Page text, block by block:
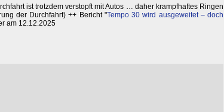
ist trotzdem verstopft mit Autos … daher krampfhaftes Ringen
der Durchfahrt) ++ Bericht "Tempo 30 wird ausgeweitet – doch
am 12.12.2025